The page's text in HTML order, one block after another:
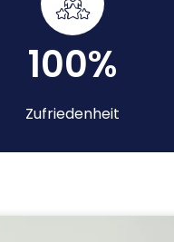
100%
Zufriedenheit